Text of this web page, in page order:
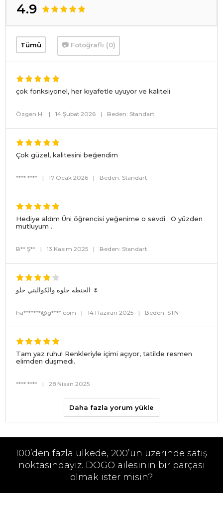
4.9
Tümü 📷 Fotoğraflı (0)
çok fonksiyonel, her kıyafetle uyuyor ve kaliteli
Özgen H. | 14 Şubat 2026 | Beden: Standart
Çok güzel, kalitesini beğendim
**** **** | 17 Ocak 2026 | Beden: Standart
Hediye aldım Üni öğrencisi yeğenime o sevdi . O yüzden
mutluyum .
B** Ş** | 13 Kasım 2025 | Beden: Standart
الجنطه حلوه والكواليتي حلو 🌷
ha*******@g****.com | 14 Haziran 2025 | Beden: STN
Tam yaz ruhu! Renkleriyle içimi açıyor, tatilde resmen
elimden düşmedi.
**** **** | 28 Nisan 2025
Daha fazla yorum yükle
100’den fazla ülkede, 200’ün üzerinde satış
noktasındayız. DOGO ailesinin bir parçası
olmak ister misin?